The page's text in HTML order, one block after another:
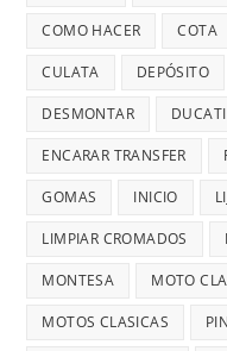
COMO HACER COTA
CULATA DEPÓSITO
DESMONTAR DUCATI
ENCARAR TRANSFER
GOMAS INICIO
LIMPIAR CROMADOS
MONTESA MOTO
MOTOS CLASICAS